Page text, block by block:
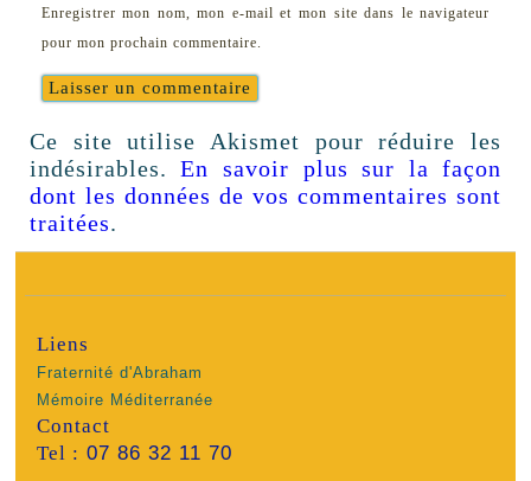
Enregistrer mon nom, mon e-mail et mon site dans le navigateur
pour mon prochain commentaire.
Ce site utilise Akismet pour réduire les
indésirables.En savoir plus sur la façon
dont les données de vos commentaires sont
traitées.
Liens
Fraternité d'Abraham
Mémoire Méditerranée
Contact
Tel : 07 86 32 11 70